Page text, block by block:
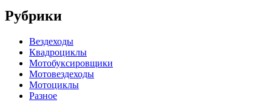
Рубрики
Вездеходы
Квадроциклы
Мотобуксировщики
Мотовездеходы
Мотоциклы
Разное